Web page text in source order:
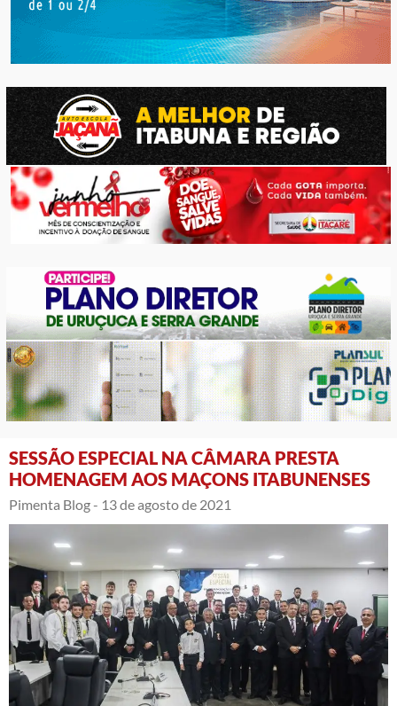
SESSÃO ESPECIAL NA CÂMARA PRESTA
HOMENAGEM AOS MAÇONS ITABUNENSES
Pimenta Blog - 13 de agosto de 2021